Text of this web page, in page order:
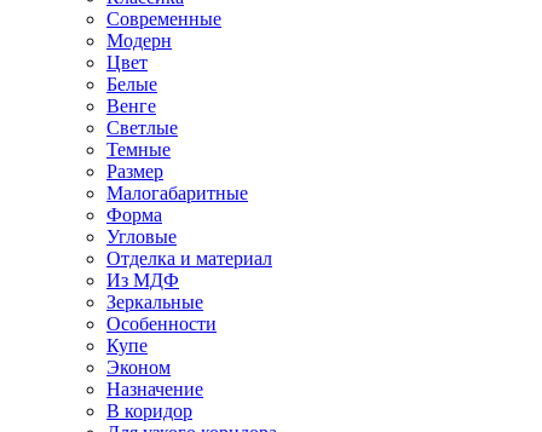
Современные
Модерн
Цвет
Белые
Венге
Светлые
Темные
Размер
Малогабаритные
Форма
Угловые
Отделка и материал
Из МДФ
Зеркальные
Особенности
Купе
Эконом
Назначение
В коридор